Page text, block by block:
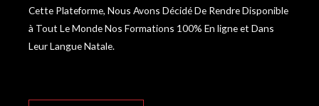
Cette Plateforme, Nous Avons Décidé De Rendre Disponible
à Tout Le Monde Nos Formations 100% En ligne et Dans
Leur Langue Natale.